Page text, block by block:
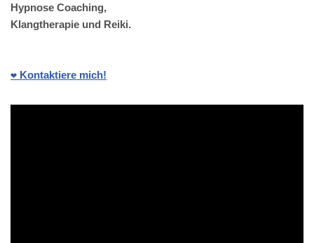
Hypnose Coaching,
Klangtherapie und Reiki.
❤️ Kontaktiere mich!